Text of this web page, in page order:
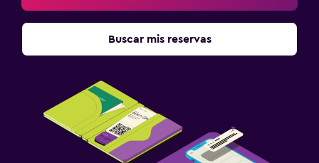
Buscar mis reservas